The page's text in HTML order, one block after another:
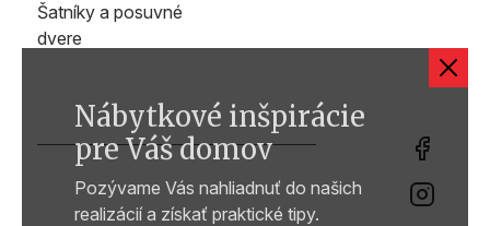
Nábytkové inšpirácie
pre Váš domov
Pozývame Vás nahliadnuť do našich
realizácií a získať praktické tipy.
Šatníky a posuvné
dvere